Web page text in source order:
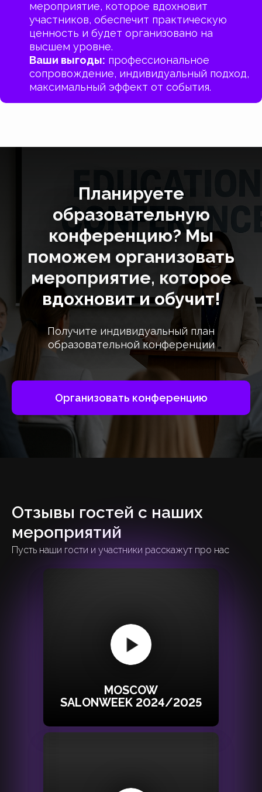
мероприятие, которое вдохновит
участников, обеспечит практическую
ценность и будет организовано на
высшем уровне.
Ваши выгоды: профессиональное
сопровождение, индивидуальный подход,
максимальный эффект от события.
Планируете
образовательную
конференцию? Мы
поможем организовать
мероприятие, которое
вдохновит и обучит!
Получите индивидуальный план
образовательной конференции
Организовать конференцию
Отзывы гостей с наших
мероприятий
Пусть наши гости и участники расскажут про нас
MOSCOW
SALONWEEK 2024/2025